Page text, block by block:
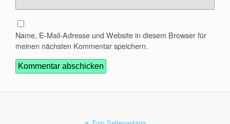
Name, E-Mail-Adresse und Website in diesem Browser für
meinen nächsten Kommentar speichern.